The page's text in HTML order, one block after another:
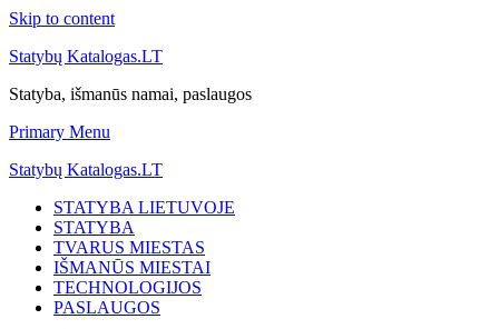
Skip to content
Statybų Katalogas.LT
Statyba, išmanūs namai, paslaugos
Primary Menu
Statybų Katalogas.LT
STATYBA LIETUVOJE
STATYBA
TVARUS MIESTAS
IŠMANŪS MIESTAI
TECHNOLOGIJOS
PASLAUGOS